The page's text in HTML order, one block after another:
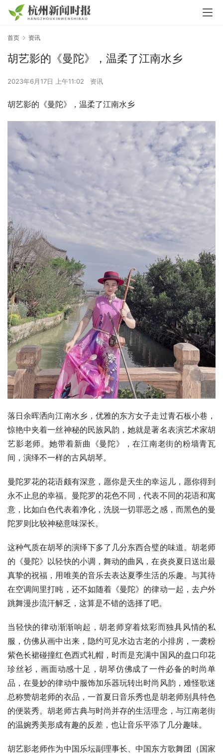
首页 资讯
胡艺影的《曼陀》，温柔了江南水乡
2023年6月17日 上午11:02 资讯
胡艺影的《曼陀》，温柔了江南水乡
落日余晖洒向江南水乡，优雅的东方女子走过青石板小巷，
惊艳中夹着一丝神秘的民族风韵，她就是著名表演艺术家胡
艺影老师。她带着新曲《曼陀》，在江南老街的粉墙青瓦
间，演绎不一样的古风胡琴。
曼陀罗花的花语颇有深意，愿你是天生的幸运儿，愿你得到
永不止息的幸福。曼陀罗的花色不同，代表不同的花语和寓
意，比如白色代表着净化，洗脱一切罪恶之感，而黑色的曼
陀罗则比较神秘意味深长。
这种气质在胡琴的演绎下多了几分东西合璧的味道。胡老师
的《曼陀》以轻快的小调，舞动的曲风，在炎炎夏日送出最
真挚的祝福，用唯美的音乐去表达夏季生活的乐趣。与其待
在空调间里打盹，还不如随着《曼陀》的律动一起，去户外
跳舞漫步流汗解乏，这算是不错的选择了吧。
当轻快的律动渐渐响起，胡老师穿着炫彩而独具风情的私
服，仿佛从画中出来，隐约可见水边古老的小排房，一袭粉
紫色长裙碰撞红色西式礼帽，时而是充满中国风的盘口印花
珍丝衫，画面动感十足，胡琴仿佛成了一件必备的时尚单
品，在曼妙的律动中服饰加乐器玩转出时尚风韵，难怪歌迷
总称赞胡老师的衣品，一首夏日音乐秀也是胡老师别具特色
的便装秀。胡老师古典与时尚并存的生活理念，与江南老街
的温婉秀美形成有趣的反差，也让音乐平添了几分趣味。
胡艺影老师作为中国乐坛副理事长、中国东方歌舞团（国家